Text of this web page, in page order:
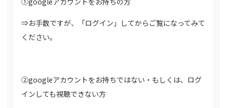
⇒お手数ですが、「ログイン」してからご覧になってみて
ください。
②googleアカウントをお持ちではない・もしくは、ログ
インしても視聴できない方